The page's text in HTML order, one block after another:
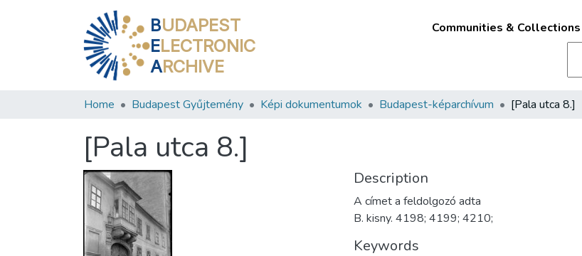
BUDAPEST
ELECTRONIC
ARCHIVE
Communities & Collections
Home Budapest Gyűjtemény Képi dokumentumok Budapest-képarchívum [Pala utca 8.]
[Pala utca 8.]
Description
A címet a feldolgozó adta
B. kisny. 4198; 4199; 4210;
Keywords